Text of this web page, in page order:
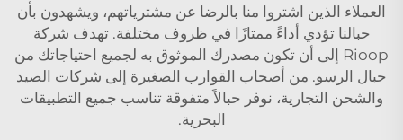
العملاء الذين اشتروا منا بالرضا عن مشترياتهم، ويشهدون بأن
حبالنا تؤدي أداءً ممتازًا في ظروف مختلفة. تهدف شركة
Rioop إلى أن تكون مصدرك الموثوق به لجميع احتياجاتك من
حبال الرسو. من أصحاب القوارب الصغيرة إلى شركات الصيد
والشحن التجارية، نوفر حبالاً متفوقة تناسب جميع التطبيقات
البحرية.